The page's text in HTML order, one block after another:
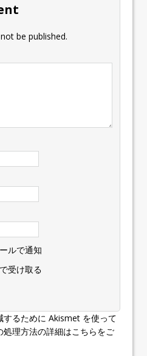
be published.
ルで通知
受け取る
するために Akismet を使って
処理方法の詳細はこちらをご